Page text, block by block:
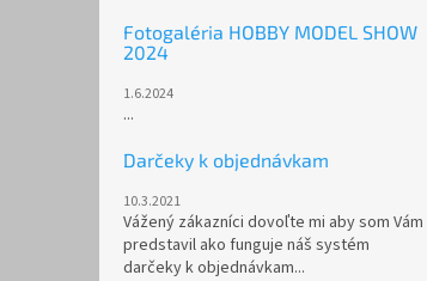
Fotogaléria HOBBY MODEL SHOW
2024
1.6.2024
...
Darčeky k objednávkam
10.3.2021
Vážený zákazníci dovoľte mi aby som Vám
predstavil ako funguje náš systém
darčeky k objednávkam...